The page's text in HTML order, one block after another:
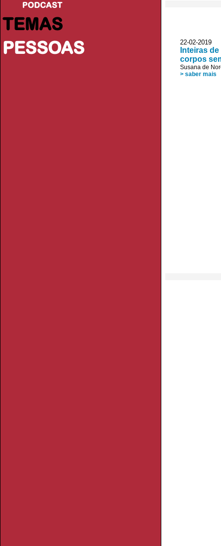
PODCAST
TEMAS
PESSOAS
22-02-
Inteiras
corpos
Susana de
> saber mais